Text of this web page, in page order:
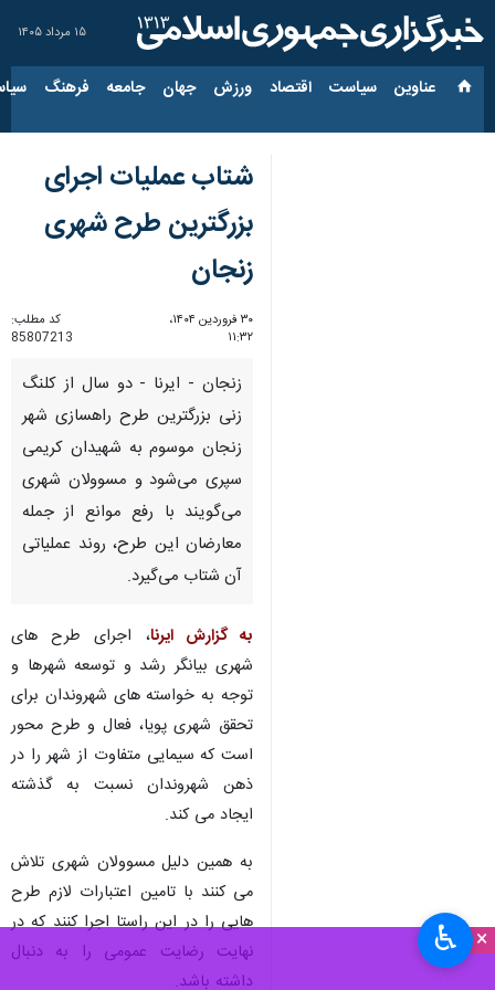
۱۵ مرداد ۱۴۰۵
عناوین‌ سیاست اقتصاد ورزش جهان جامعه فرهنگ
×
شتاب عملیات اجرای
بزرگترین طرح شهری
زنجان
۳۰ فروردین ۱۴۰۴،
۱۱:۳۲
کد مطلب:
85807213
زنجان - ایرنا - دو سال از کلنگ
زنی بزرگترین طرح راهسازی شهر
زنجان موسوم به شهیدان کریمی
می‌گویند با رفع موانع از جمله
معارضان این طرح، روند عملیاتی
آن شتاب می‌گیرد.
به گزارش ایرنا، اجرای طرح های
شهری بیانگر رشد و توسعه شهرها و
توجه به خواسته های شهروندان برای
تحقق شهری پویا، فعال و طرح محور
است که سیمایی متفاوت از شهر را در
ذهن شهروندان نسبت به گذشته
ایجاد می کند.
♿︎